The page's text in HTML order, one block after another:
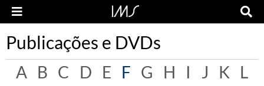
Publicações e DVDs
A B C D E F G H I J K L